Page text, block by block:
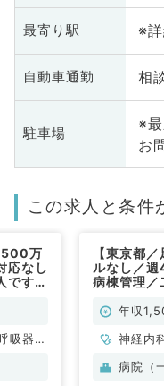
最寄り駅 ※
自動車通勤 相
駐車場
※
お
この求人と条件
万
応なし
です！
吸器内
【東京都
ルなし／
病棟管理／
年収
神経内
科、呼
病院（